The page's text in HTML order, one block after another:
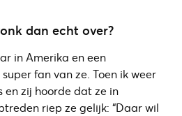
dan echt over?
in Amerika en een
fan van ze. Toen ik weer
en zij hoorde dat ze in
riep ze gelijk: “Daar wil